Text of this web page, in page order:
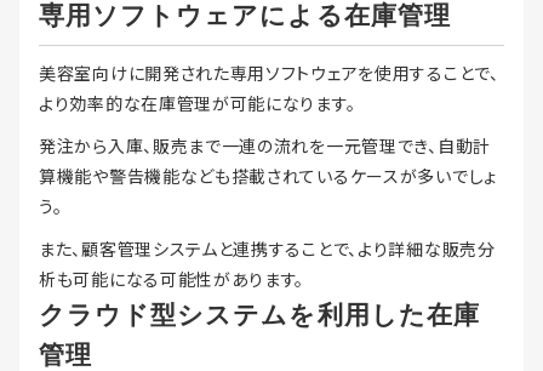
専用ソフトウェアによる在庫管理
美容室向けに開発された専用ソフトウェアを使用することで、
より効率的な在庫管理が可能になります。
発注から入庫、販売まで一連の流れを一元管理でき、自動計
算機能や警告機能なども搭載されているケースが多いでしょ
う。
また、顧客管理システムと連携することで、より詳細な販売分
析も可能になる可能性があります。
クラウド型システムを利用した在庫
管理